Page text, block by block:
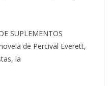
SUPLEMENTOS
de Percival Everett,
la